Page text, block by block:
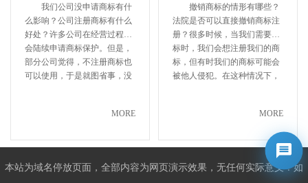
我们公司没申请商标有什
么影响？公司注册商标有什么
好处？许多公司在经营过程中
会陆续申请商标保护。但是，
部分公司觉得，不注册商标也
可以使用，于是就图省事，没
MORE
撤销商标的情形有哪些？
法院是否可以直接撤销商标注
册？很多时候，当我们需要商
标时，我们会想注册我们的商
标，但有时我们的商标可能会
被他人侵犯。在这种情况下，
MORE
本站为域名停放页面，全部内容为网页演示效果，无任何实际意义！如